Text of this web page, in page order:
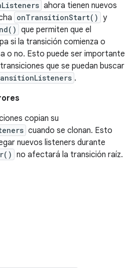
ahora tienen nuevos
onTransitionStart() y
que permiten que el
si la transición comienza o
o no. Esto puede ser importante
que se puedan buscar
.
copian su
cuando se clonan. Esto
nuevos listeners durante
no afectará la transición raíz.